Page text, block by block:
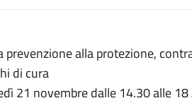
aperta contro la violenza di genere"
prevenzione alla protezione,
di cura
21 novembre dalle 14.30 alle